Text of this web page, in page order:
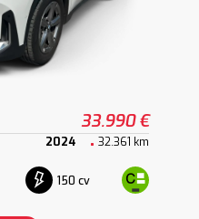
33.990 €
2024 32.361 km
150 cv